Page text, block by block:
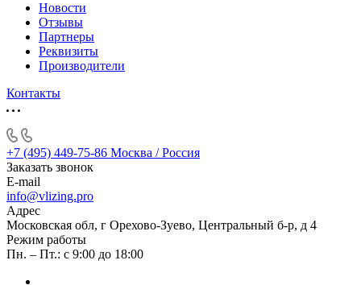
Новости
Отзывы
Партнеры
Реквизиты
Производители
Контакты
+7 (495) 449-75-86 Москва / Россия
Заказать звонок
E-mail
info@vlizing.pro
Адрес
Московская обл, г Орехово-Зуево, Центральный б-р, д 4
Режим работы
Пн. – Пт.: с 9:00 до 18:00